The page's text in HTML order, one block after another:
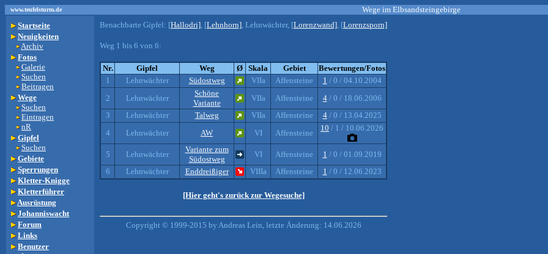
www.teufelsturm.de Wege im Elbsandsteingebirge
Startseite
Neuigkeiten
Archiv
Fotos
Galerie
Suchen
Beitragen
Wege
Suchen
Eintragen
nR
Gipfel
Suchen
Gebiete
Sperrungen
Kletter-Knigge
Kletterführer
Ausrüstung
Johanniswacht
Forum
Links
Benutzer
Benachbarte Gipfel: [Hallodri], [Lehnhorn], Lehnwächter, [Lorenzwand], [Lorenzsporn]
Weg 1 bis 6 von 6:
Nr. Gipfel Weg Ø Skala Gebiet
Bewertungen/Fotos
1
Lehnwächter Südostweg VIIa Affensteine 1 / 0 / 04.10.2004
2
Lehnwächter
Schöne
Variante
VIIa Affensteine 4/ 0 / 18.06.2006
3
Lehnwächter Talweg VIIa Affensteine 4/ 0 / 13.04.2025
4
Lehnwächter AW VI Affensteine
10 / 1 / 10.06.2026
5 Lehnwächter
Variante zum
Südostweg
VI Affensteine 1 / 0 / 01.09.2019
6
Lehnwächter Enddreißiger VIIIa Affensteine 1 / 0 / 12.06.2023
[Hier geht's zurück zur Wegesuche]
Copyright © 1999-2015 by Andreas Lein, letzte Änderung: 14.06.2026